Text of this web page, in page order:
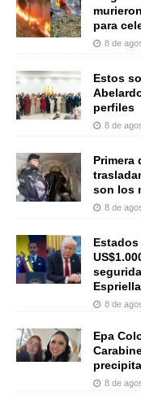
para
8 de
Estos
perfiles
8 de
Primera
son los
8 de
Espriella
8 de
Epa
8 de